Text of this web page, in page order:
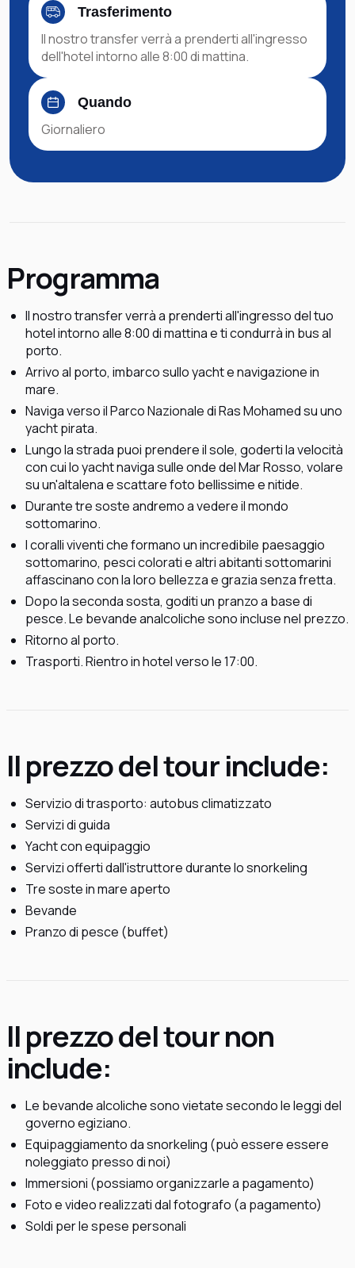
Trasferimento
Il nostro transfer verrà a prenderti all'ingresso
dell'hotel intorno alle 8:00 di mattina.
Quando
Giornaliero
Programma
Il nostro transfer verrà a prenderti all'ingresso del tuo
hotel intorno alle 8:00 di mattina e ti condurrà in bus al
porto.
Arrivo al porto, imbarco sullo yacht e navigazione in
mare.
Naviga verso il Parco Nazionale di Ras Mohamed su uno
yacht pirata.
Lungo la strada puoi prendere il sole, goderti la velocità
con cui lo yacht naviga sulle onde del Mar Rosso, volare
su un'altalena e scattare foto bellissime e nitide.
Durante tre soste andremo a vedere il mondo
sottomarino.
I coralli viventi che formano un incredibile paesaggio
sottomarino, pesci colorati e altri abitanti sottomarini
affascinano con la loro bellezza e grazia senza fretta.
Dopo la seconda sosta, goditi un pranzo a base di
pesce. Le bevande analcoliche sono incluse nel prezzo.
Ritorno al porto.
Trasporti. Rientro in hotel verso le 17:00.
Il prezzo del tour include:
Servizio di trasporto: autobus climatizzato
Servizi di guida
Yacht con equipaggio
Servizi offerti dall'istruttore durante lo snorkeling
Tre soste in mare aperto
Bevande
Pranzo di pesce (buffet)
Il prezzo del tour non
include:
Le bevande alcoliche sono vietate secondo le leggi del
governo egiziano.
Equipaggiamento da snorkeling (può essere essere
noleggiato presso di noi)
Immersioni (possiamo organizzarle a pagamento)
Foto e video realizzati dal fotografo (a pagamento)
Soldi per le spese personali